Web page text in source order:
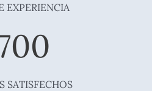
EXPERIENCIA
SATISFECHOS